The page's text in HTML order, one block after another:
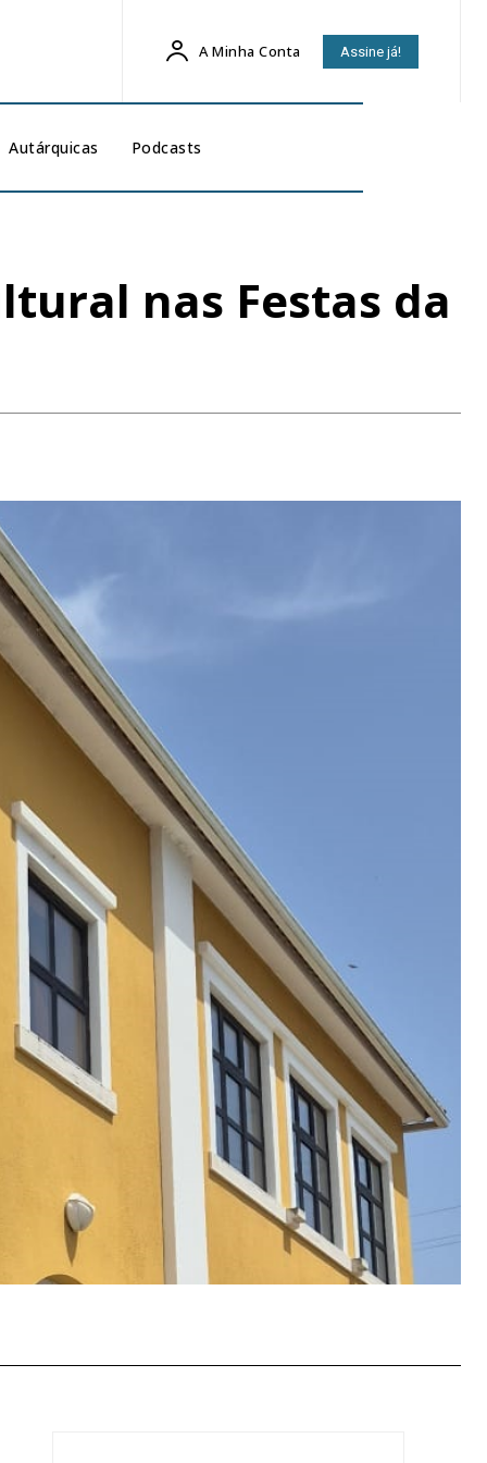
A Minha Conta Assine já!
Autárquicas Podcasts
nas Festas da